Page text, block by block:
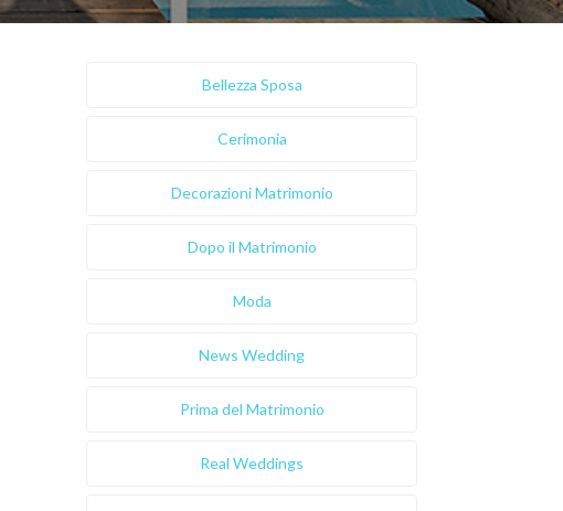
Bellezza Sposa
Cerimonia
Decorazioni Matrimonio
Dopo il Matrimonio
Moda
News Wedding
Prima del Matrimonio
Real Weddings